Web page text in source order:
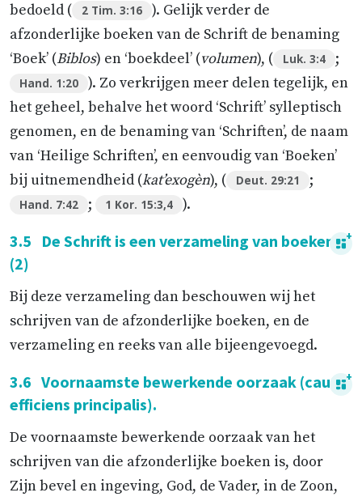
bedoeld (
2 Tim. 3:16
). Gelijk verder de
afzonderlijke boeken van de Schrift de benaming
‘Boek’ (Biblos) en ‘boekdeel’ (volumen), ( Luk. 3:4 ;
Hand. 1:20
). Zo verkrijgen meer delen tegelijk, en
het geheel, behalve het woord ‘Schrift’ sylleptisch
genomen, en de benaming van ‘Schriften’, de naam
van ‘Heilige Schriften’, en eenvoudig van ‘Boeken’
bij uitnemendheid (kat’exogèn), ( Deut. 29:21 ;
Hand. 7:42 ; 1 Kor. 15:3,4 ).
3.5 De Schrift is een verzameling van boeken
(2)
Bij deze verzameling dan beschouwen wij het
schrijven van de afzonderlijke boeken, en de
verzameling en reeks van alle bijeengevoegd.
3.6 Voornaamste bewerkende oorzaak (causa
efficiens principalis).
De voornaamste bewerkende oorzaak van het
schrijven van die afzonderlijke boeken is, door
Zijn bevel en ingeving, God, de Vader, in de Zoon,